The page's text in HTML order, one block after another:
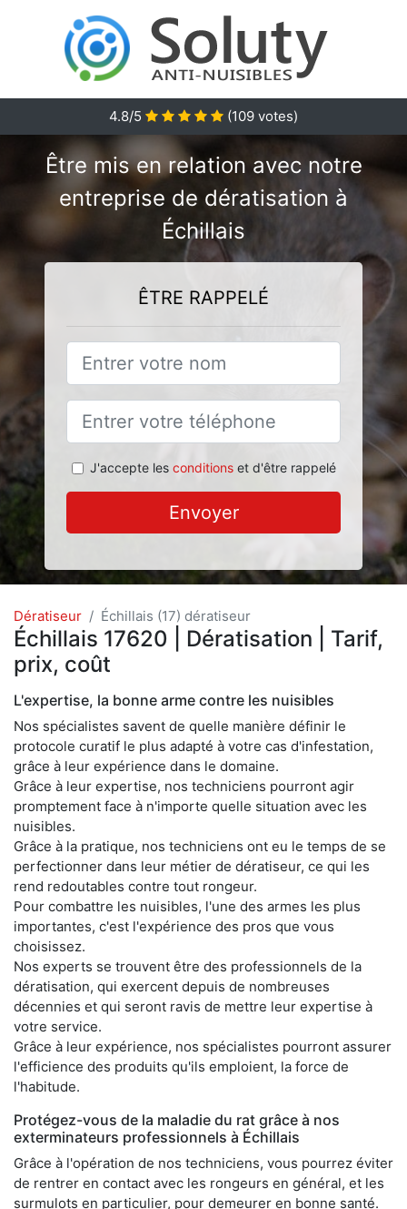
4.8/5 (109 votes)
Être mis en relation avec notre
entreprise de dératisation à
Échillais
ÊTRE RAPPELÉ
J'accepte les conditionset d'être rappelé
Envoyer
Dératiseur Échillais (17) dératiseur
Échillais 17620 | Dératisation | Tarif,
prix, coût
L'expertise, la bonne arme contre les nuisibles
Nos spécialistes savent de quelle manière définir le
protocole curatif le plus adapté à votre cas d'infestation,
grâce à leur expérience dans le domaine.
Grâce à leur expertise, nos techniciens pourront agir
promptement face à n'importe quelle situation avec les
nuisibles.
Grâce à la pratique, nos techniciens ont eu le temps de se
perfectionner dans leur métier de dératiseur, ce qui les
rend redoutables contre tout rongeur.
Pour combattre les nuisibles, l'une des armes les plus
importantes, c'est l'expérience des pros que vous
choisissez.
Nos experts se trouvent être des professionnels de la
dératisation, qui exercent depuis de nombreuses
décennies et qui seront ravis de mettre leur expertise à
votre service.
Grâce à leur expérience, nos spécialistes pourront assurer
l'efficience des produits qu'ils emploient, la force de
l'habitude.
Protégez-vous de la maladie du rat grâce à nos
exterminateurs professionnels à Échillais
Grâce à l'opération de nos techniciens, vous pourrez éviter
de rentrer en contact avec les rongeurs en général, et les
surmulots en particulier, pour demeurer en bonne santé.